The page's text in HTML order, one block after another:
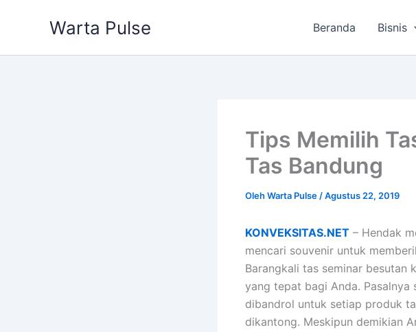
Warta Pulse Beranda Bisnis
Tips Memilih
Tas Bandung
OlehWarta Pulse /Agustus 22, 2019
KONVEKSITAS.NET – Hendak
mencari souvenir untuk
Barangkali tas seminar besutan
yang tepat bagi Anda. Pasalnya
dibandrol untuk setiap produk
dikantong. Meskipun demikian